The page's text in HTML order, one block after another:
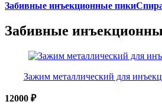
Забивные инъекционные пики
Забивные
Зажим металлический для
12000 ₽